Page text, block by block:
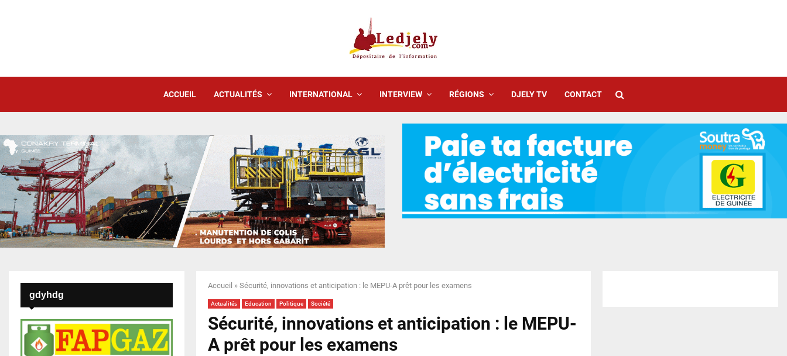
ACCUEIL ACTUALITÉS INTERNATIONAL INTERVIEW RÉGIONS DJELY TV CONTACT
Accueil » Sécurité, innovations et anticipation : le MEPU-A prêt pour les examens
Actualités Education Politique Société
Sécurité, innovations et anticipation : le MEPU-
A prêt pour les examens
gdyhdg